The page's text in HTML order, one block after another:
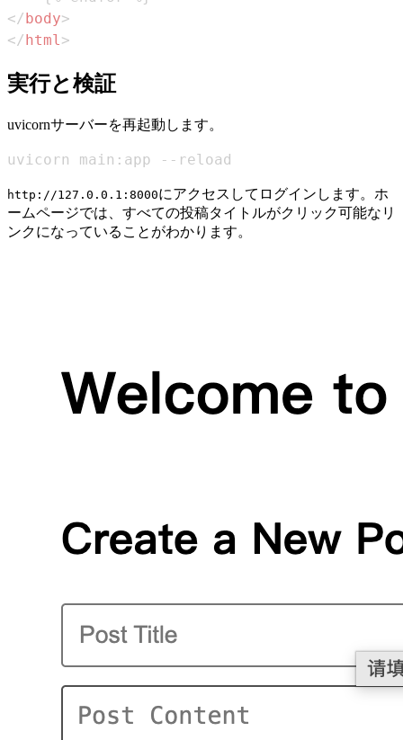
</ body>
</ html>
実行と検証
uvicornサーバーを再起動します。
uvicorn main:app --reload
http://127.0.0.1:8000にアクセスしてログインします。ホ
ームページでは、すべての投稿タイトルがクリック可能なリ
ンクになっていることがわかります。